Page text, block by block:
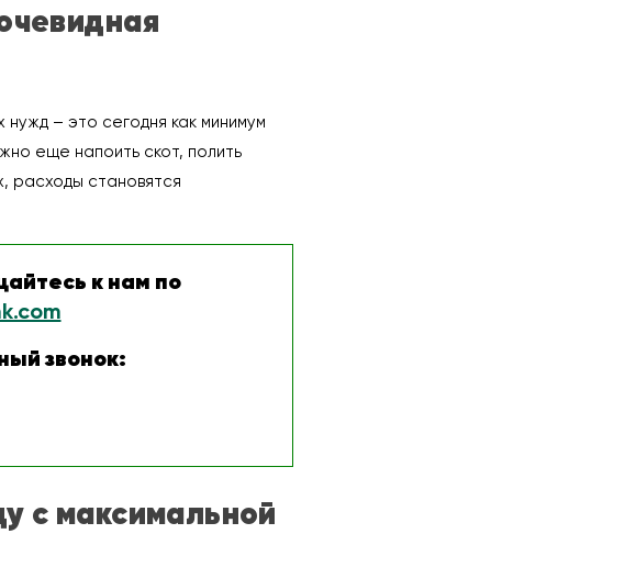
– это сегодня как минимум
еще напоить скот, полить
расходы становятся
к нам по
звонок:
с максимальной